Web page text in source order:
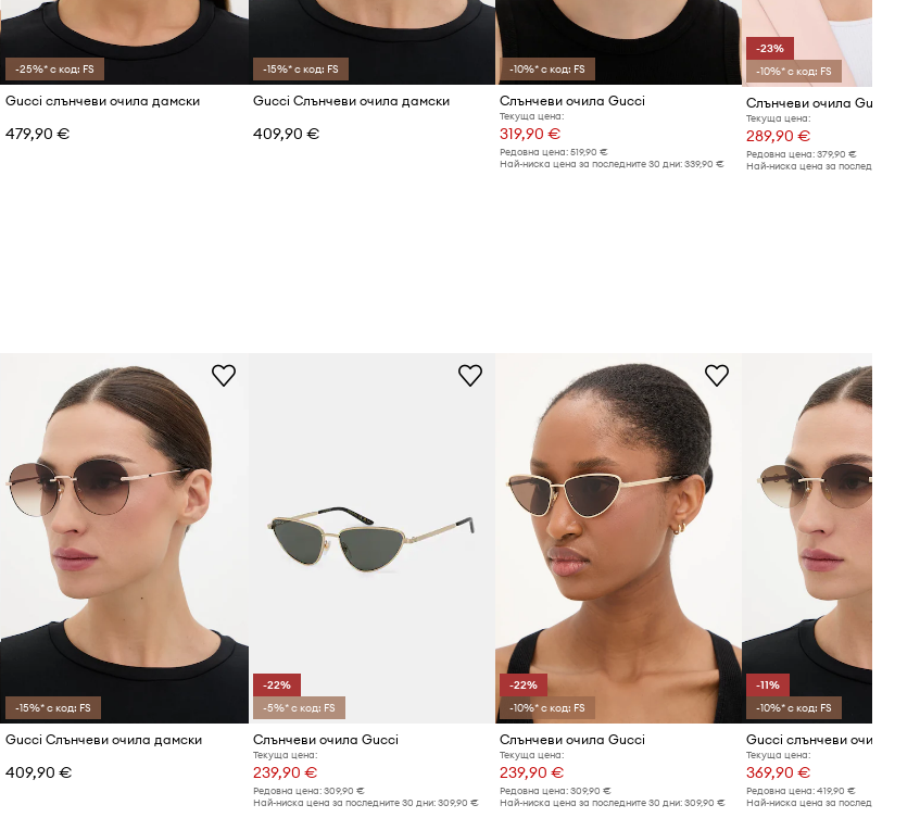
-25%* с код: FS
Gucci слънчеви очила дамски
479,90 €
-15%* с код: FS
Gucci Слънчеви очила дамски
409,90 €
-10%* с код: FS
Слънчеви очила Gucci
Текуща цена:
319,90 €
Редовна цена:519,90 €
Най-ниска цена за последните 30 дни:339,90 €
-23%
-10%* с код: FS
Слънчеви очила Gucci
Текуща цена:
289,90 €
Редовна цена: 379,90 €
Най-ниска цена за последните 30
-15%* с код: FS
Gucci Слънчеви очила дамски
409,90 €
-22%
-5%* с код: FS
Слънчеви очила Gucci
Текуща цена:
239,90 €
Редовна цена: 309,90 €
Най-ниска цена за последните 30 дни: 309,90 €
-22%
-10%* с код: FS
Слънчеви очила Gucci
Текуща цена:
239,90 €
Редовна цена:309,90 €
Най-ниска цена за последните 30 дни:309,90 €
-11%
-10%* с код: FS
Gucci слънчеви очила
Текуща цена:
369,90 €
Редовна цена: 419,90 €
Най-ниска цена за последните 30